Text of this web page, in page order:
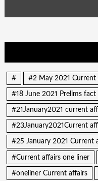
# #2 May 2021 Current
#18 June 2021 Prelims fact
#21January2021 current
#23January2021Current
#25 January 2021 Current
#Current affairs one liner
#oneliner Current affairs